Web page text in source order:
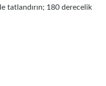
tatlandırın; 180 derecelik